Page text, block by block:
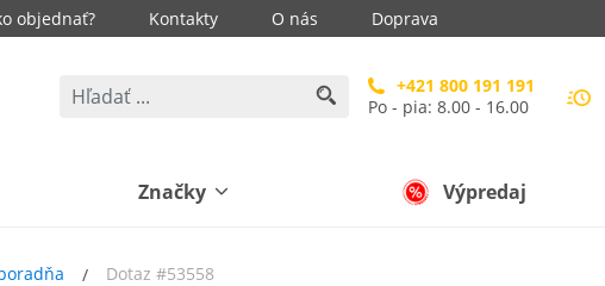
objednať? Kontakty O nás Doprava
+421 800 191 191
Po - pia: 8.00 - 16.00
Značky Výpredaj
Dotaz #53558